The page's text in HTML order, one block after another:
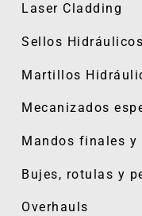
Laser Cladding
Sellos Hidráulicos
Martillos
Mecanizados
Mandos finales y
Bujes, rotulas y
Overhauls